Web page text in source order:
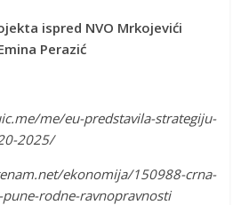
ispred NVO Mrkojevići
Perazić
me/eu-predstavila-strategiju-
2025/
ekonomija/150988-crna-
rodne-ravnopravnosti